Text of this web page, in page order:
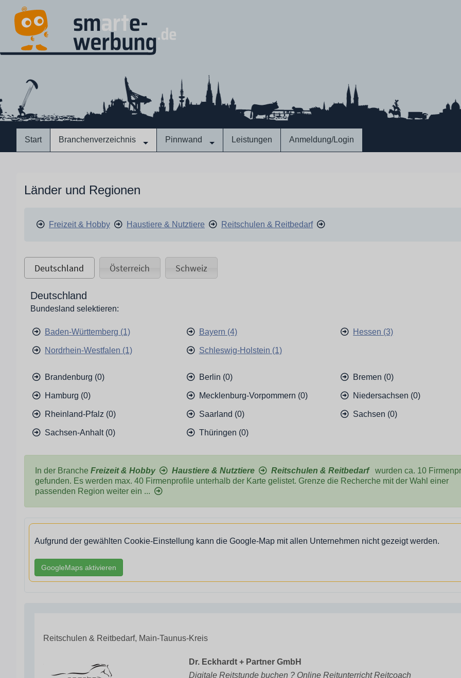
Start Branchenverzeichnis Pinnwand Leistungen Anmeldung/Login
Länder und Regionen
Freizeit & Hobby Haustiere & Nutztiere Reitschulen & Reitbedarf
Deutschland Österreich Schweiz
Deutschland
Bundesland selektieren:
Baden-Württemberg (1) Bayern (4) Hessen (3)
Nordrhein-Westfalen (1) Schleswig-Holstein (1)
Brandenburg (0) Berlin (0) Bremen (0)
Hamburg (0) Mecklenburg-Vorpommern (0) Niedersachsen (0)
Rheinland-Pfalz (0) Saarland (0) Sachsen (0)
Sachsen-Anhalt (0) Thüringen (0)
In der Branche Freizeit & Hobby Haustiere & Nutztiere Reitschulen & Reitbedarfwurden ca. 10
gefunden. Es werden max. 40 Firmenprofile unterhalb der Karte gelistet. Grenze die Recherche mit der Wahl einer
passenden Region weiter ein ...
Aufgrund der gewählten Cookie-Einstellung kann die Google-Map mit allen Unternehmen nicht gezeigt werden.
GoogleMaps aktivieren
Reitschulen & Reitbedarf, Main-Taunus-Kreis
Dr. Eckhardt + Partner GmbH
Digitale Reitstunde buchen ? Online Reitunterricht Reitcoach